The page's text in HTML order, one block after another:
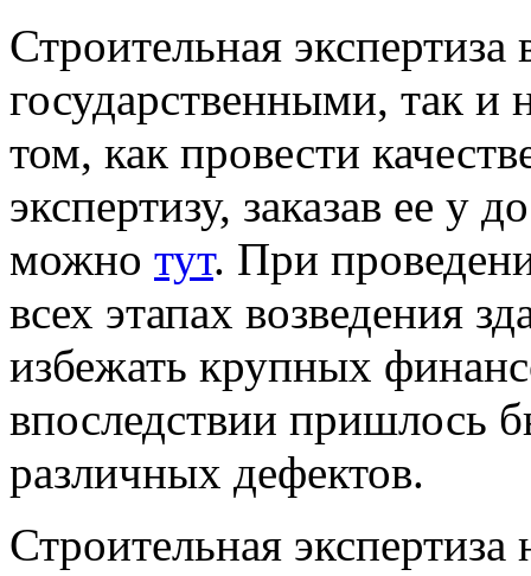
Строительная экспертиза
государственными, так
том, как провести
экспертизу, заказав ее у
можно тут. При
всех этапах возведения
избежать крупных
впоследствии пришлось
различных дефектов.
Строительная экспертиза